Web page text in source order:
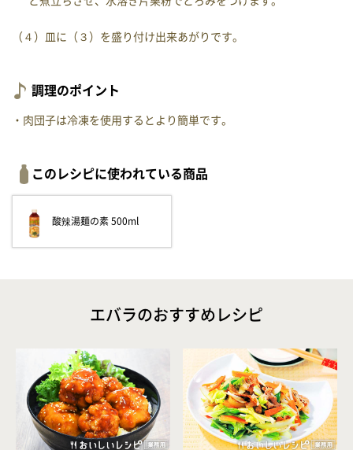
（４）皿に（３）を盛り付け出来あがりです。
調理のポイント
・肉団子は冷凍を使用するとより簡単です。
このレシピに使われている商品
酸辣湯麺の素 500ml
エバラのおすすめレシピ